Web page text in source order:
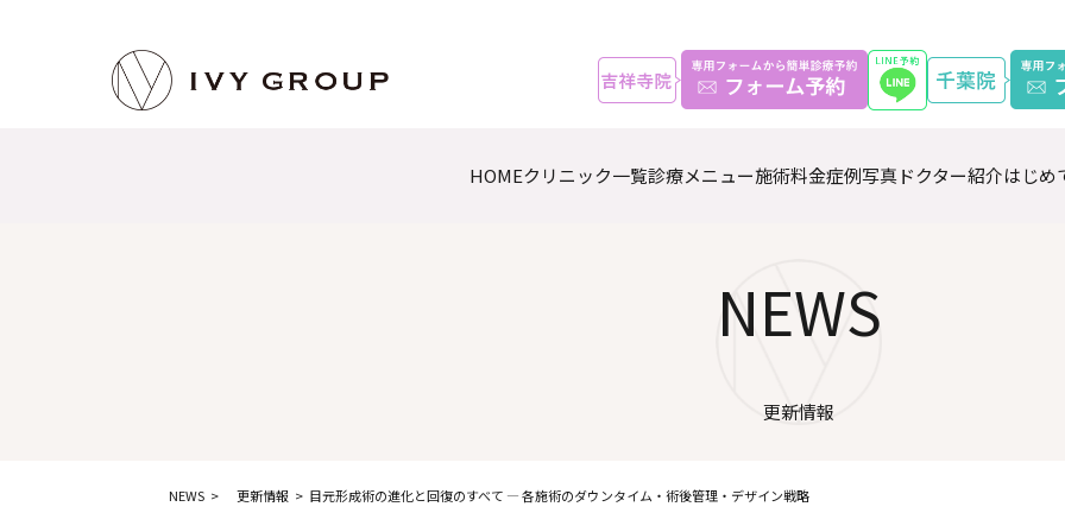
HOMEクリニック一覧診療メニュー施術料金症例写真ドクター紹介はじめ
NEWS
更新情報
NEWS 更新情報 目元形成術の進化と回復のすべて ― 各施術のダウンタイム・術後管理・デザイン戦略